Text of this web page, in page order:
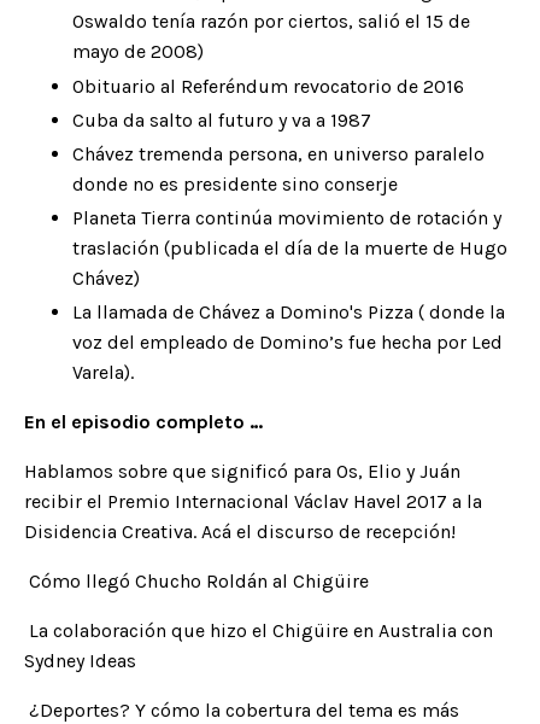
Oswaldo tenía razón por ciertos, salió el 15 de
mayo de 2008)
Obituario al Referéndum revocatorio de 2016
Cuba da salto al futuro y va a 1987
Chávez tremenda persona, en universo paralelo
donde no es presidente sino conserje
Planeta Tierra continúa movimiento de rotación y
traslación (publicada el día de la muerte de Hugo
Chávez)
La llamada de Chávez a Domino's Pizza ( donde la
voz del empleado de Domino’s fue hecha por Led
Varela).
En el episodio completo …
Hablamos sobre que significó para Os, Elio y Juán
recibir el Premio Internacional Václav Havel 2017 a la
Disidencia Creativa. Acá el discurso de recepción!
Cómo llegó Chucho Roldán al Chigüire
La colaboración que hizo el Chigüire en Australia con
Sydney Ideas
¿Deportes? Y cómo la cobertura del tema es más